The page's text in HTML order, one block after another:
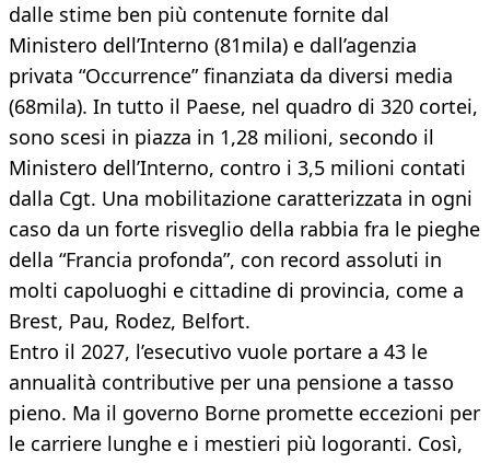
dalle stime ben più contenute fornite dal
Ministero dell’Interno (81mila) e dall’agenzia
privata “Occurrence” finanziata da diversi media
(68mila). In tutto il Paese, nel quadro di 320 cortei,
sono scesi in piazza in 1,28 milioni, secondo il
Ministero dell’Interno, contro i 3,5 milioni contati
dalla Cgt. Una mobilitazione caratterizzata in ogni
caso da un forte risveglio della rabbia fra le pieghe
della “Francia profonda”, con record assoluti in
molti capoluoghi e cittadine di provincia, come a
Brest, Pau, Rodez, Belfort.
Entro il 2027, l’esecutivo vuole portare a 43 le
annualità contributive per una pensione a tasso
pieno. Ma il governo Borne promette eccezioni per
le carriere lunghe e i mestieri più logoranti. Così,